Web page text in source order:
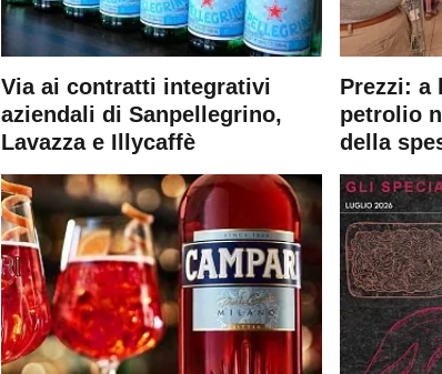
Via ai contratti integrativi
aziendali di Sanpellegrino,
Lavazza e Illycaffè
Prezzi: a
petrolio
della